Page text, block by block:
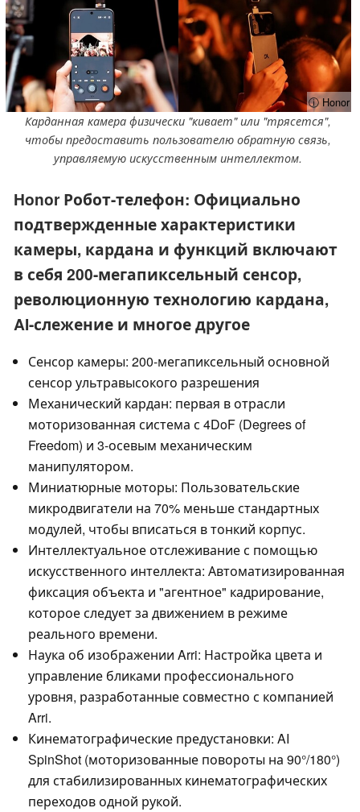
ⓘ Honor
Карданная камера физически "кивает" или "трясется",
чтобы предоставить пользователю обратную связь,
управляемую искусственным интеллектом.
Honor Робот-телефон: Официально
подтвержденные характеристики
камеры, кардана и функций включают
в себя 200-мегапиксельный сенсор,
революционную технологию кардана,
AI-слежение и многое другое
Сенсор камеры: 200-мегапиксельный основной
сенсор ультравысокого разрешения
Механический кардан: первая в отрасли
моторизованная система с 4DoF (Degrees of
Freedom) и 3-осевым механическим
манипулятором.
Миниатюрные моторы: Пользовательские
микродвигатели на 70% меньше стандартных
модулей, чтобы вписаться в тонкий корпус.
Интеллектуальное отслеживание с помощью
искусственного интеллекта: Автоматизированная
фиксация объекта и "агентное" кадрирование,
которое следует за движением в режиме
реального времени.
Наука об изображении Arri: Настройка цвета и
управление бликами профессионального
уровня, разработанные совместно с компанией
Arri.
Кинематографические предустановки: AI
SpinShot (моторизованные повороты на 90°/180°)
для стабилизированных кинематографических
переходов одной рукой.